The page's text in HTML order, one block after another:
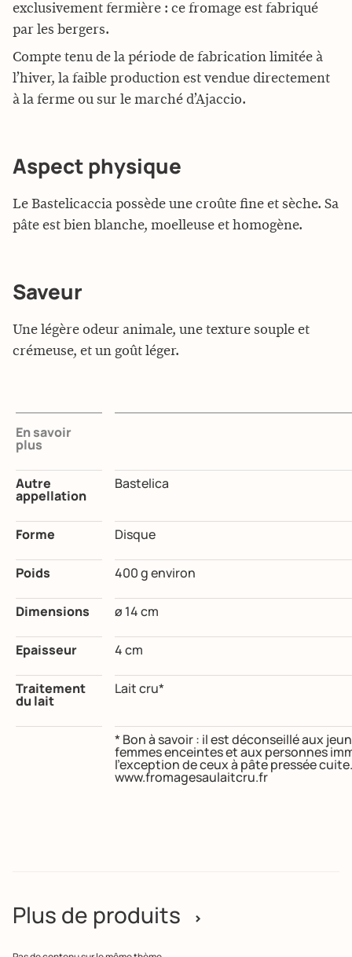
exclusivement fermière : ce fromage est fabriqué
par les bergers.
Compte tenu de la période de fabrication limitée à
l’hiver, la faible production est vendue directement
à la ferme ou sur le marché d’Ajaccio.
Aspect physique
Le Bastelicaccia possède une croûte fine et sèche. Sa
pâte est bien blanche, moelleuse et homogène.
Saveur
Une légère odeur animale, une texture souple et
crémeuse, et un goût léger.
En savoir
plus
Autre
appellation
Bastelica
Forme Disque
Poids 400 g environ
Dimensions ø 14 cm
Epaisseur 4 cm
Traitement
du lait
Lait cru*
* Bon à savoir : il est déconseillé aux
femmes enceintes et aux personnes
l’exception de ceux à pâte pressée
www.fromagesaulaitcru.fr
Plus de produits >